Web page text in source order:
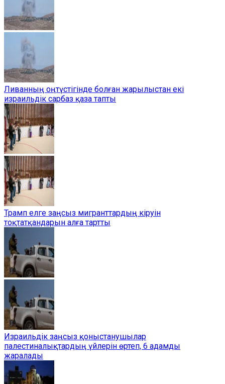
Ливанның оңтүстігінде болған жарылыстан екі
израильдік сарбаз қаза тапты
Трамп елге заңсыз мигранттардың кіруін
тоқтатқандарын алға тартты
Израильдік заңсыз қоныстанушылар
палестиналықтардың үйлерін өртеп, 6 адамды
жаралады